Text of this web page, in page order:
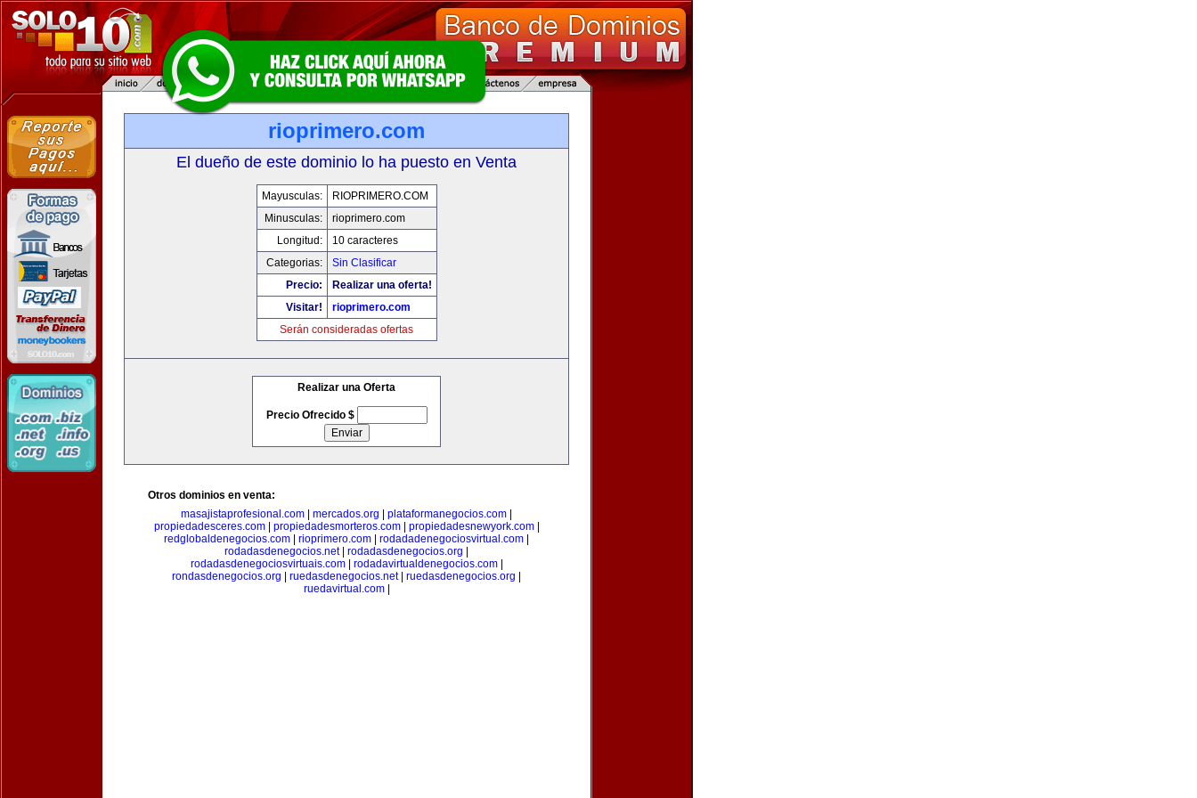
rioprimero.com
El dueño de este dominio lo ha puesto en Venta
Mayusculas:
RIOPRIMERO.COM
Minusculas:
rioprimero.com
Longitud:
10 caracteres
Categorias:
Sin Clasificar
Precio:
Realizar una oferta!
Visitar!
rioprimero.com
Serán consideradas ofertas
Realizar una Oferta
Precio Ofrecido $
Otros dominios en venta:
masajistaprofesional.com
mercados.org plataformanegocios.com
propiedadesceres.com| propiedadesmorteros.com| propiedadesnewyork.com|
redglobaldenegocios.com
rioprimero.com rodadadenegociosvirtual.com
rodadasdenegocios.net| rodadasdenegocios.org
rodadasdenegociosvirtuais.com| rodadavirtualdenegocios.com|
rondasdenegocios.org
ruedasdenegocios.net| ruedasdenegocios.org
ruedavirtual.com|